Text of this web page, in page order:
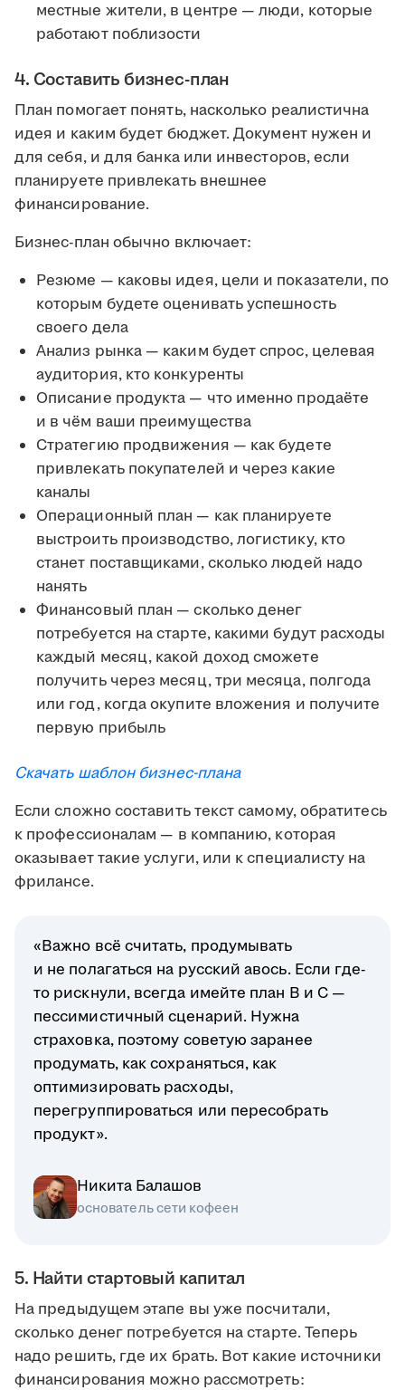
местные жители, в центре — люди, которые
работают поблизости
4. Составить бизнес-план
План помогает понять, насколько реалистична
идея и каким будет бюджет. Документ нужен и
для себя, и для банка или инвесторов, если
планируете привлекать внешнее
финансирование.
Бизнес-план обычно включает:
Резюме — каковы идея, цели и показатели, по
которым будете оценивать успешность
своего дела
Анализ рынка — каким будет спрос, целевая
аудитория, кто конкуренты
Описание продукта — что именно продаёте
и в чём ваши преимущества
Стратегию продвижения — как будете
привлекать покупателей и через какие
каналы
Операционный план — как планируете
выстроить производство, логистику, кто
станет поставщиками, сколько людей надо
нанять
Финансовый план — сколько денег
потребуется на старте, какими будут расходы
каждый месяц, какой доход сможете
получить через месяц, три месяца, полгода
или год, когда окупите вложения и получите
первую прибыль
Скачать шаблон бизнес-плана
Если сложно составить текст самому, обратитесь
к профессионалам — в компанию, которая
оказывает такие услуги, или к специалисту на
фрилансе.
«Важно всё считать, продумывать
и не полагаться на русский авось. Если где-
то рискнули, всегда имейте план B и C —
пессимистичный сценарий. Нужна
страховка, поэтому советую заранее
продумать, как сохраняться, как
оптимизировать расходы,
перегруппироваться или пересобрать
продукт».
Никита Балашов
основатель сети кофеен
5. Найти стартовый капитал
На предыдущем этапе вы уже посчитали,
сколько денег потребуется на старте. Теперь
надо решить, где их брать. Вот какие источники
финансирования можно рассмотреть: